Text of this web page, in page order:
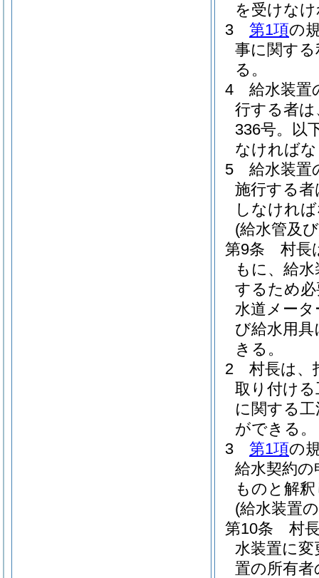
を受けな
3
第1項の
事に関す
る。
4
給水装置
行する者
336号。以
なければ
5
給水装置
施行する
しなけれ
(給水管及
第9条
村長
もに、給
するため
水道メー
び給水用
きる。
2
村長は、
取り付け
に関する
ができる。
3
第1項の
給水契約
ものと解
(給水装置
第10条
村
水装置に
置の所有